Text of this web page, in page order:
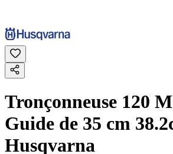
Tronçonneuse 120
Guide de 35 cm
Husqvarna